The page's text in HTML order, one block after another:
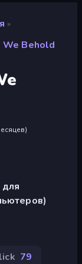
»
Behold
)
79